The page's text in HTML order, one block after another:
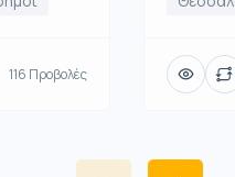
116 Προβολές